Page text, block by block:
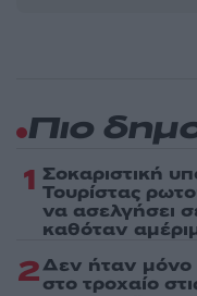
Πιο
1 Σοκαριστική
Τουρίστας
να ασελγήσει
καθόταν
2Δεν ήταν μόνο
στο τροχαίο